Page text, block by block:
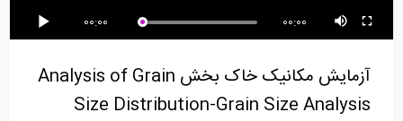
4:49
اجرای ساختمان های...
92:09
سازه‌ای- قسمت اول
5:07
اجرای ساختمان های...
00:00 00:00
آزمایش مکانیک خاک بخش Analysis of Grain
Size Distribution-Grain Size Analysis